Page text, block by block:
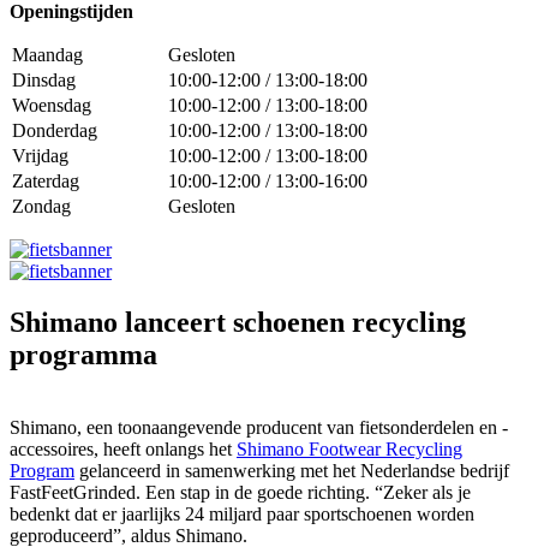
Openingstijden
Maandag
Gesloten
Dinsdag
10:00-12:00 / 13:00-18:00
Woensdag
10:00-12:00 / 13:00-18:00
Donderdag
10:00-12:00 / 13:00-18:00
Vrijdag
10:00-12:00 / 13:00-18:00
Zaterdag
10:00-12:00 / 13:00-16:00
Zondag
Gesloten
Shimano lanceert schoenen recycling
programma
Shimano, een toonaangevende producent van fietsonderdelen en -
accessoires, heeft onlangs het Shimano Footwear Recycling
Program gelanceerd in samenwerking met het Nederlandse bedrijf
FastFeetGrinded. Een stap in de goede richting. “Zeker als je
bedenkt dat er jaarlijks 24 miljard paar sportschoenen worden
geproduceerd”, aldus Shimano.